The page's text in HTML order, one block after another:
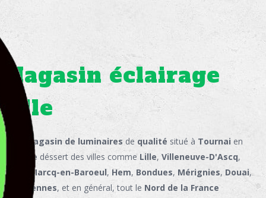
Magasin éclairage
Lille
magasin de luminaires de qualité situé à Tournai en
Belgique déssert des villes comme Lille, Villeneuve-D'Ascq,
Seclin
Marcq-en-Baroeul, Hem, Bondues, Mérignies, Douai,
Valenciennes, et en général, tout le Nord de la France